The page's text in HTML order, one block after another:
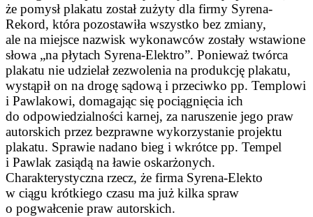
że pomysł plakatu został zużyty dla firmy Syrena-
Rekord, która pozostawiła wszystko bez zmia­ny,
ale na miejsce nazwisk wy­konawców zostały wstawione
słowa „na płytach Syrena-Elektro”. Ponieważ twórca
plakatu nie udzielał zezwolenia na pro­dukcję plakatu,
wystąpił on na drogę sądową i przeciwko pp. Templowi
i Pawlakowi, domagając się pociągnięcia ich
do odpowiedzialności karnej, za naruszenie jego praw
autorskich przez bezprawne wykorzystanie proje­ktu
plakatu. Sprawie nadano bieg i wkrótce pp. Tempel
i Pawlak zasiądą na ławie oskarżonych.
Charakterystyczna rzecz, że firma Syrena-Elekto
w ciągu krótkiego czasu ma już kilka spraw
o pogwałcenie praw autorskich.